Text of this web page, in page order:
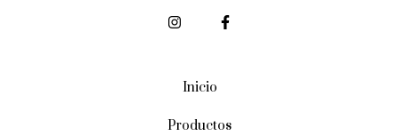
Inicio
Productos